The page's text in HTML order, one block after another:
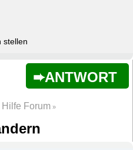
stellen
ANTWORT
Forum »